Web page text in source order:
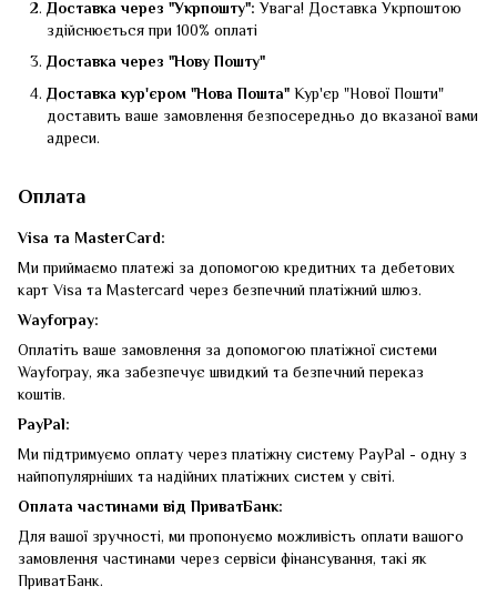
Доставка через "Укрпошту":Увага! Доставка Укрпоштою
здійснюється при 100% оплаті
Доставка через "Нову Пошту"
Доставка кур'єром "Нова Пошта"Кур'єр "Нової Пошти"
доставить ваше замовлення безпосередньо до вказаної вами
адреси.
Оплата
Visa та MasterCard:
Ми приймаємо платежі за допомогою кредитних та дебетових
карт Visa та Mastercard через безпечний платіжний шлюз.
Wayforpay:
Оплатіть ваше замовлення за допомогою платіжної системи
Wayforpay, яка забезпечує швидкий та безпечний переказ
коштів.
PayPal:
Ми підтримуємо оплату через платіжну систему PayPal - одну з
найпопулярніших та надійних платіжних систем у світі.
Оплата частинами від ПриватБанк:
Для вашої зручності, ми пропонуємо можливість оплати вашого
замовлення частинами через сервіси фінансування, такі як
ПриватБанк.